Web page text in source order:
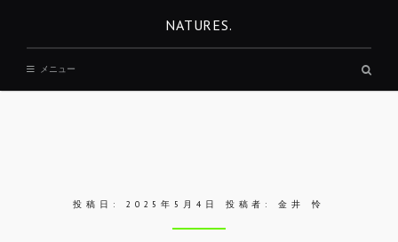
NATURES.
メニュー
投稿日: 2025年5月4日 投稿者:金井 怜